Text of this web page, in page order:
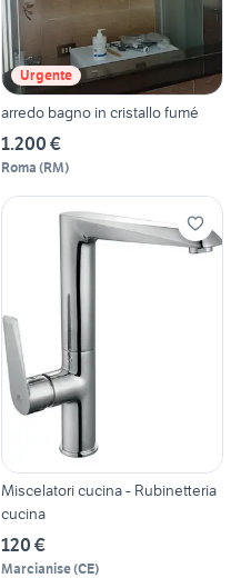
Urgente
arredo bagno in cristallo fumé
1.200 €
Roma (RM)
Miscelatori cucina - Rubinetteria
cucina
120 €
Marcianise(CE)